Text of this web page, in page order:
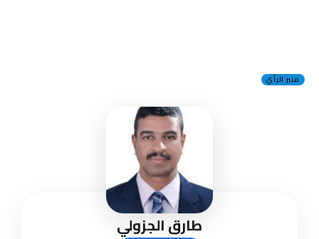
منبر الرأي
طارق الجزولي